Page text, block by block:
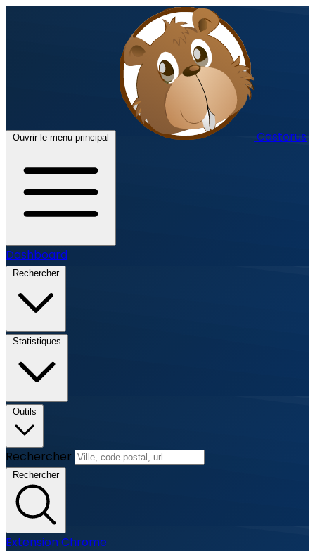
Ouvrir le menu principal Castorus
Dashboard
Rechercher
Statistiques
Outils
Rechercher
Rechercher
Extension Chrome